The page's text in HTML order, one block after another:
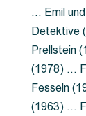
… Emil
Detektive
Prellstein
(1978) …
Fesseln
(1963) …